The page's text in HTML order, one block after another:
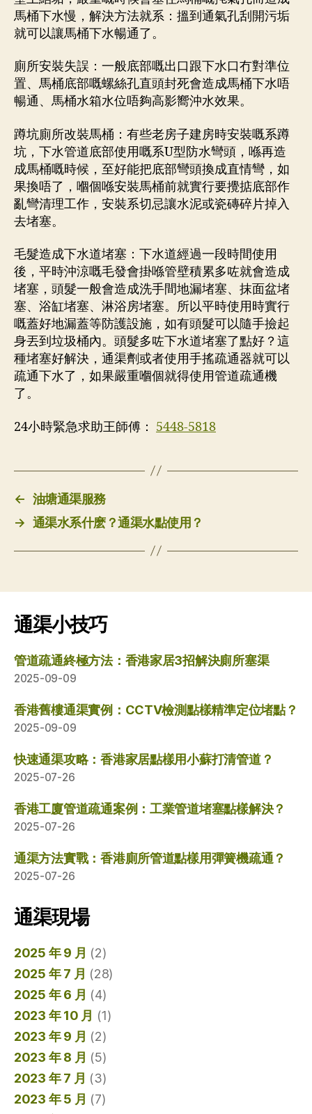
馬桶下水慢，解決方法就系：搵到通氣孔刮開污垢
就可以讓馬桶下水暢通了。
廁所安裝失誤：一般底部嘅出口跟下水口冇對準位
置、馬桶底部嘅螺絲孔直頭封死會造成馬桶下水唔
暢通、馬桶水箱水位唔夠高影嚮沖水效果。
蹲坑廁所改裝馬桶：有些老房子建房時安裝嘅系蹲
坑，下水管道底部使用嘅系U型防水彎頭，喺再造
成馬桶嘅時候，至好能把底部彎頭換成直情彎，如
果換唔了，嗰個喺安裝馬桶前就實行要攪掂底部作
亂彎清理工作，安裝系切忌讓水泥或瓷磚碎片掉入
去堵塞。
毛髮造成下水道堵塞：下水道經過一段時間使用
後，平時沖涼嘅毛發會掛喺管壁積累多咗就會造成
堵塞，頭髮一般會造成洗手間地漏堵塞、抹面盆堵
塞、浴缸堵塞、淋浴房堵塞。所以平時使用時實行
嘅蓋好地漏蓋等防護設施，如有頭髮可以隨手撿起
身丟到垃圾桶內。頭髮多咗下水道堵塞了點好？這
種堵塞好解決，通渠劑或者使用手搖疏通器就可以
疏通下水了，如果嚴重嗰個就得使用管道疏通機
了。
24小時緊急求助王師傅： 5448-5818
← 油塘通渠服務
→ 通渠水系什麽？通渠水點使用？
通渠小技巧
管道疏通終極方法：香港家居3招解決廁所塞渠
2025-09-09
香港舊樓通渠實例：CCTV檢測點樣精準定位堵點？
2025-09-09
快速通渠攻略：香港家居點樣用小蘇打清管道？
2025-07-26
香港工廈管道疏通案例：工業管道堵塞點樣解決？
2025-07-26
通渠方法實戰：香港廁所管道點樣用彈簧機疏通？
2025-07-26
通渠現場
2025 年 9 月 (2)
2025 年 7 月 (28)
2025 年 6 月 (4)
2023 年 10 月 (1)
2023 年 9 月 (2)
2023 年 8 月 (5)
2023 年 7 月 (3)
2023 年 5 月 (7)